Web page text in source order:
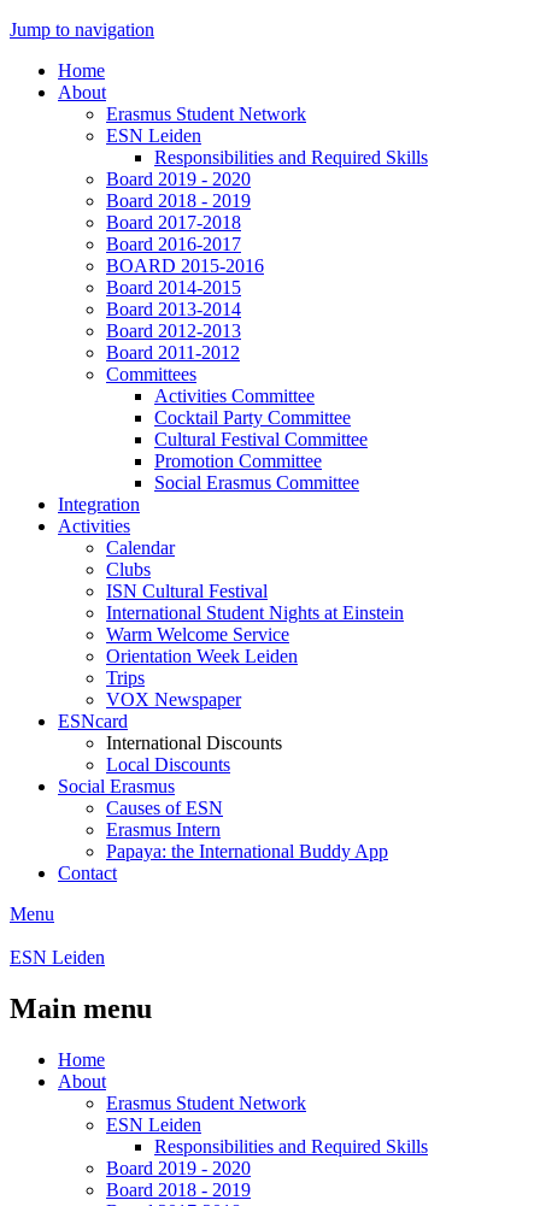
Jump to navigation
Home
About
Erasmus Student Network
ESN Leiden
Responsibilities and Required Skills
Board 2019 - 2020
Board 2018 - 2019
Board 2017-2018
Board 2016-2017
BOARD 2015-2016
Board 2014-2015
Board 2013-2014
Board 2012-2013
Board 2011-2012
Committees
Activities Committee
Cocktail Party Committee
Cultural Festival Committee
Promotion Committee
Social Erasmus Committee
Integration
Activities
Calendar
Clubs
ISN Cultural Festival
International Student Nights at Einstein
Warm Welcome Service
Orientation Week Leiden
Trips
VOX Newspaper
ESNcard
International Discounts
Local Discounts
Social Erasmus
Causes of ESN
Erasmus Intern
Papaya: the International Buddy App
Contact
Menu
ESN Leiden
Main menu
Home
About
Erasmus Student Network
ESN Leiden
Responsibilities and Required Skills
Board 2019 - 2020
Board 2018 - 2019